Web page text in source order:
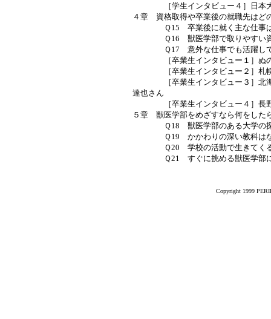
［学生インタビュー４］日本
４章 資格取得や卒業後の就職先はど
Ｑ15 卒業後に就く主な仕事は
Ｑ16 獣医学部で取りやすい資
Ｑ17 意外な仕事でも活躍して
［卒業生インタビュー１］ぬの
［卒業生インタビュー２］札幌
［卒業生インタビュー３］北海
達也さん
［卒業生インタビュー４］長野
５章 獣医学部をめざすなら何をした
Ｑ18 獣医学部のある大学の探し
Ｑ19 かかわりの深い教科はな
Ｑ20 学校の活動で生きてくる
Ｑ21 すぐに挑める獣医学部に
Copyright 1999